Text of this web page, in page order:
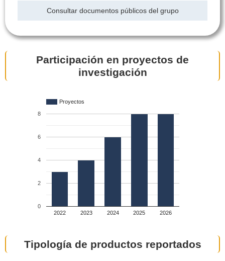
Consultar documentos públicos del grupo
Participación en proyectos de
investigación
Proyectos
2022 2023 2024 2025 2026
0
2
4
6
8
Tipología de productos reportados